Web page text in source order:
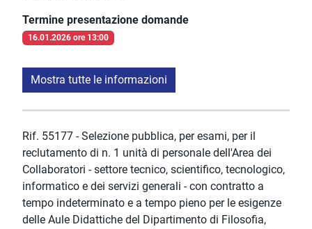
Termine presentazione domande
16.01.2026 ore 13:00
Mostra tutte le informazioni
Rif. 55177 - Selezione pubblica, per esami, per il
reclutamento di n. 1 unità di personale dell'Area dei
Collaboratori - settore tecnico, scientifico, tecnologico,
informatico e dei servizi generali - con contratto a
tempo indeterminato e a tempo pieno per le esigenze
delle Aule Didattiche del Dipartimento di Filosofia,